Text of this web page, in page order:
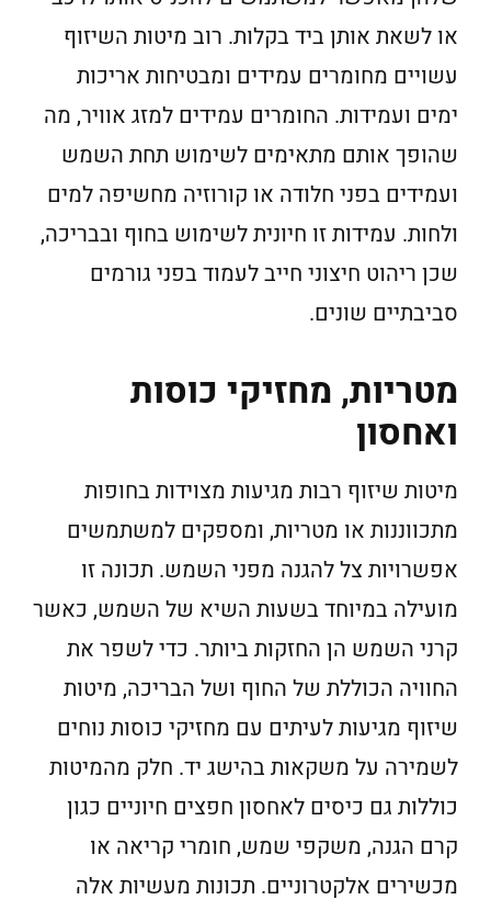
או לשאת אותן ביד בקלות. רוב מיטות השיזוף
עשויים מחומרים עמידים ומבטיחות אריכות
ימים ועמידות. החומרים עמידים למזג אוויר, מה
שהופך אותם מתאימים לשימוש תחת השמש
ועמידים בפני חלודה או קורוזיה מחשיפה למים
ולחות. עמידות זו חיונית לשימוש בחוף ובבריכה,
שכן ריהוט חיצוני חייב לעמוד בפני גורמים
סביבתיים שונים.
מטריות, מחזיקי כוסות
ואחסון
מיטות שיזוף רבות מגיעות מצוידות בחופות
מתכווננות או מטריות, ומספקים למשתמשים
אפשרויות צל להגנה מפני השמש. תכונה זו
מועילה במיוחד בשעות השיא של השמש, כאשר
קרני השמש הן החזקות ביותר. כדי לשפר את
החוויה הכוללת של החוף ושל הבריכה, מיטות
שיזוף מגיעות לעיתים עם מחזיקי כוסות נוחים
לשמירה על משקאות בהישג יד. חלק מהמיטות
כוללות גם כיסים לאחסון חפצים חיוניים כגון
קרם הגנה, משקפי שמש, חומרי קריאה או
מכשירים אלקטרוניים. תכונות מעשיות אלה